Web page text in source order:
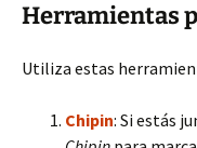
Herramientas
Utiliza estas
Chipin: Si estás